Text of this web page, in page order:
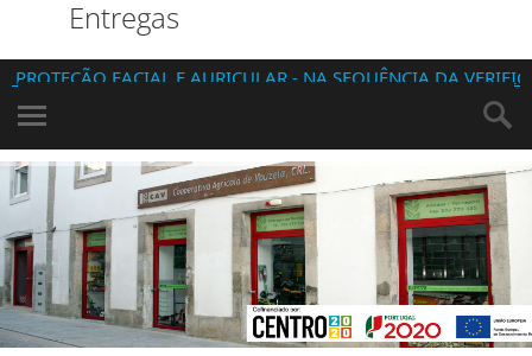
Entregas
FACIAL E AURICULAR - NA SEQUÊNCIA DA VERIFICAÇÃO